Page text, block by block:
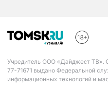
Учредитель ООО «Дайджест
77-71671 выдано Федеральной
информационных технологий и